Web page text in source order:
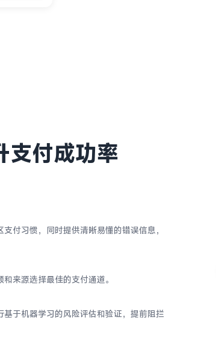
支付成功率
付习惯，同时提供清晰易懂的错误信息，
来源选择最佳的支付通道。
于机器学习的风险评估和验证，提前阻拦